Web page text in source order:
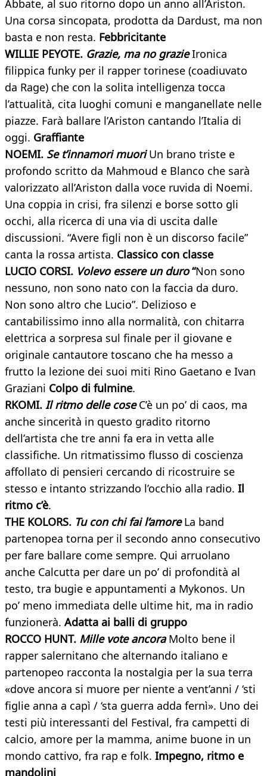
Abbate, al suo ritorno dopo un anno all’Ariston.
Una corsa sincopata, prodotta da Dardust, ma non
basta e non resta. Febbricitante
WILLIE PEYOTE. Grazie, ma no grazieIronica
filippica funky per il rapper torinese (coadiuvato
da Rage) che con la solita intelligenza tocca
l’attualità, cita luoghi comuni e manganellate nelle
piazze. Farà ballare l’Ariston cantando l’Italia di
oggi. Graffiante
NOEMI. Se t’innamori muori Un brano triste e
profondo scritto da Mahmoud e Blanco che sarà
valorizzato all’Ariston dalla voce ruvida di Noemi.
Una coppia in crisi, fra silenzi e borse sotto gli
occhi, alla ricerca di una via di uscita dalle
discussioni. “Avere figli non è un discorso facile”
canta la rossa artista. Classico con classe
LUCIO CORSI. Volevo essere un duro“Non sono
nessuno, non sono nato con la faccia da duro.
Non sono altro che Lucio”. Delizioso e
cantabilissimo inno alla normalità, con chitarra
elettrica a sorpresa sul finale per il giovane e
originale cantautore toscano che ha messo a
frutto la lezione dei suoi miti Rino Gaetano e Ivan
Graziani Colpo di fulmine.
RKOMI. Il ritmo delle cose C’è un po’ di caos, ma
anche sincerità in questo gradito ritorno
dell’artista che tre anni fa era in vetta alle
classifiche. Un ritmatissimo flusso di coscienza
affollato di pensieri cercando di ricostruire se
stesso e intanto strizzando l’occhio alla radio. Il
ritmo c’è.
THE KOLORS. Tu con chi fai l’amoreLa band
partenopea torna per il secondo anno consecutivo
per fare ballare come sempre. Qui arruolano
anche Calcutta per dare un po’ di profondità al
testo, tra bugie e appuntamenti a Mykonos. Un
po’ meno immediata delle ultime hit, ma in radio
funzionerà. Adatta ai balli di gruppo
ROCCO HUNT. Mille vote ancora Molto bene il
rapper salernitano che alternando italiano e
partenopeo racconta la nostalgia per la sua terra
«dove ancora si muore per niente a vent’anni / ‘sti
figlie anna a capì / ‘sta guerra adda fernì». Uno dei
testi più interessanti del Festival, fra campetti di
calcio, amore per la mamma, anime buone in un
mondo cattivo, fra rap e folk. Impegno, ritmo e
mandolini